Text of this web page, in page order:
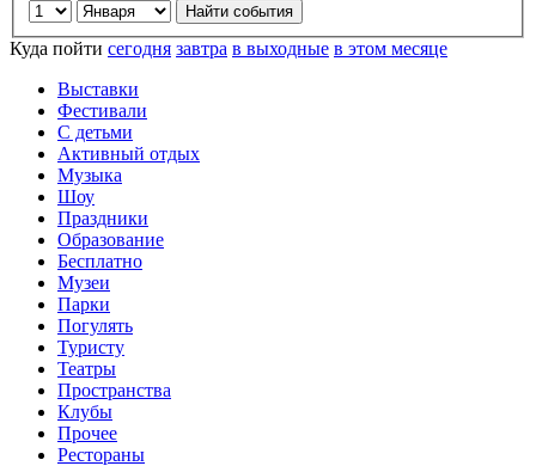
Куда пойти сегодня завтра в выходные в этом месяце
Выставки
Фестивали
С детьми
Активный отдых
Музыка
Шоу
Праздники
Образование
Бесплатно
Музеи
Парки
Погулять
Туристу
Театры
Пространства
Клубы
Прочее
Рестораны